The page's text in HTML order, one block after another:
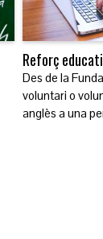
Reforç
Des de la
voluntari o
anglès a una